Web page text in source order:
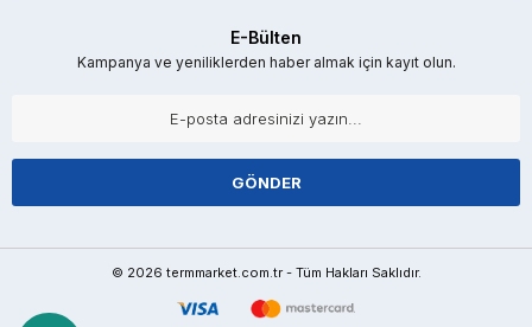
E-Bülten
Kampanya ve yeniliklerden haber almak için kayıt olun.
GÖNDER
© 2026 termmarket.com.tr - Tüm Hakları Saklıdır.